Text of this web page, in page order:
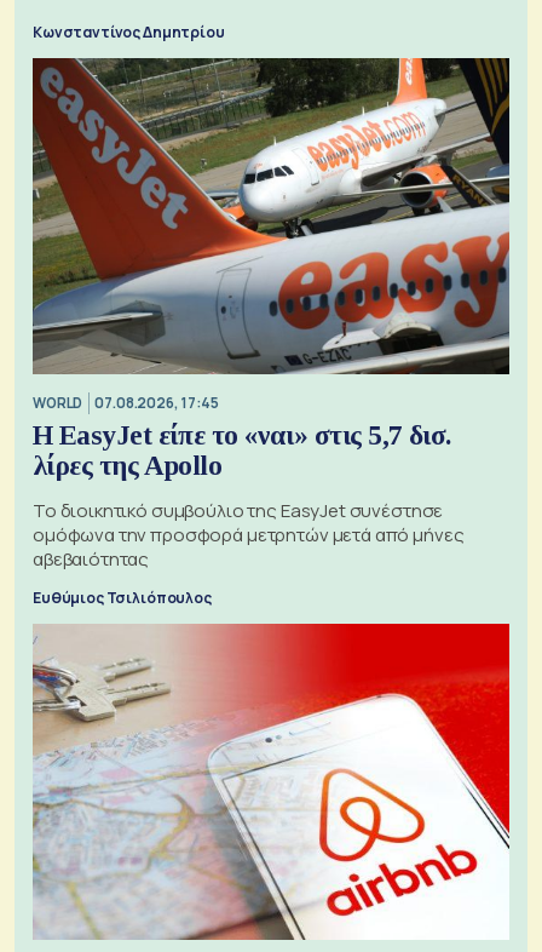
Κωνσταντίνος Δημητρίου
WORLD 07.08.2026, 17:45
Η EasyJet είπε το «ναι» στις 5,7 δισ.
λίρες της Apollo
Το διοικητικό συμβούλιο της EasyJet συνέστησε
ομόφωνα την προσφορά μετρητών μετά από μήνες
αβεβαιότητας
Ευθύμιος Τσιλιόπουλος